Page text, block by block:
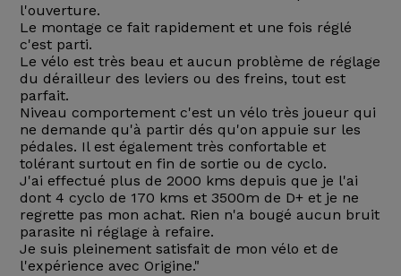
l'ouverture.
Le montage ce fait rapidement et une fois réglé
c'est parti.
Le vélo est très beau et aucun problème de réglage
du dérailleur des leviers ou des freins, tout est
parfait.
Niveau comportement c'est un vélo très joueur qui
ne demande qu'à partir dés qu'on appuie sur les
pédales. Il est également très confortable et
tolérant surtout en fin de sortie ou de cyclo.
J'ai effectué plus de 2000 kms depuis que je l'ai
dont 4 cyclo de 170 kms et 3500m de D+ et je ne
regrette pas mon achat. Rien n'a bougé aucun bruit
parasite ni réglage à refaire.
Je suis pleinement satisfait de mon vélo et de
l'expérience avec Origine."